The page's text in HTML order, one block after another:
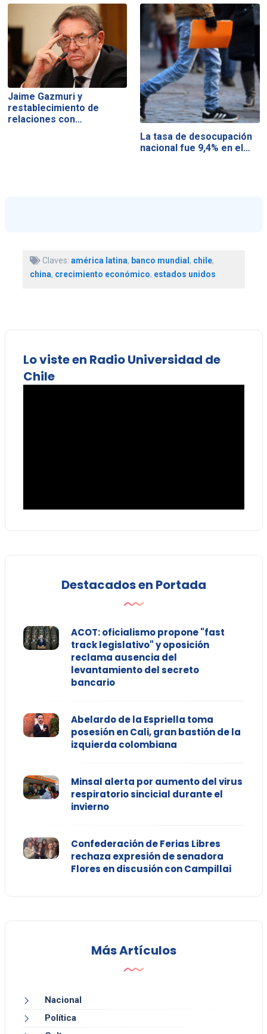
Jaime Gazmuri y
restablecimiento de
relaciones con…
La tasa de desocupación
nacional fue 9,4% en el…
Claves: américa latina, banco mundial , chile,
china, crecimiento económico, estados unidos
Lo viste en Radio Universidad de
Chile
Destacados en Portada
ACOT: oficialismo propone "fast
track legislativo" y oposición
reclama ausencia del
levantamiento del secreto
bancario
Abelardo de la Espriella toma
posesión en Cali, gran bastión de la
izquierda colombiana
Minsal alerta por aumento del virus
respiratorio sincicial durante el
invierno
Confederación de Ferias Libres
rechaza expresión de senadora
Flores en discusión con Campillai
Más Artículos
Nacional
Política